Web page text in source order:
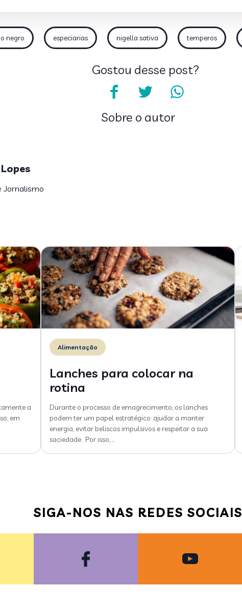
negro especiarias nigella sativa temperos
Gostou desse post?
Sobre o autor
Jornalismo
a
em
Alimentação
Lanches para colocar na
rotina
Durante o processo de emagrecimento, os lanches
podem ter um papel estratégico: ajudar a manter
energia, evitar beliscos impulsivos e respeitar a sua
saciedade. Por isso, …
SIGA-NOS NAS REDES SOCIAIS